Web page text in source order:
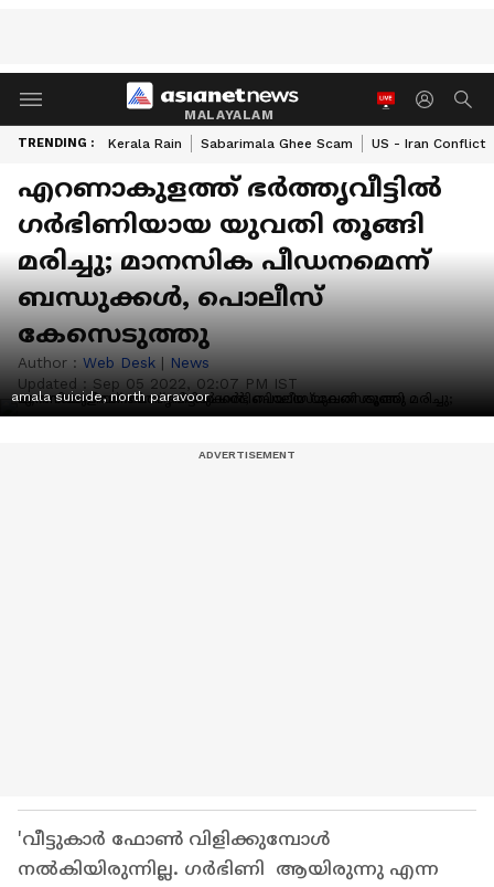
MALAYALAM
TRENDING : Kerala Rain Sabarimala Ghee Scam US - Iran Conflict
എറണാകുളത്ത് ഭർത്തൃവീട്ടിൽ
ഗർഭിണിയായ യുവതി തൂങ്ങി
മരിച്ചു; മാനസിക പീഡനമെന്ന്
ബന്ധുക്കൾ, പൊലീസ്
കേസെടുത്തു
Author : Web Desk | News
Updated : Sep 05 2022, 02:07 PM IST
amala suicide, north paravoor
'വീട്ടുകാർ ഫോൺ വിളിക്കുമ്പോൾ
നൽകിയിരുന്നില്ല. ഗർഭിണി ആയിരുന്നു എന്ന